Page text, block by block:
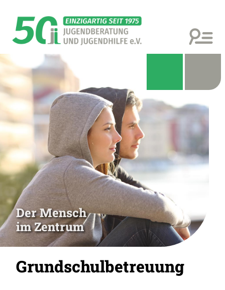
Der Mensch
im Zentrum
Grundschulbetreuung